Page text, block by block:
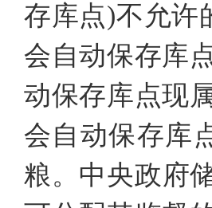
存库点)不允许
会自动保存库
动保存库点现
会自动保存库
粮。中央政府